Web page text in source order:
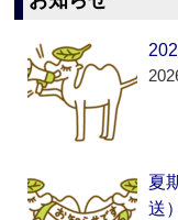
夏
送